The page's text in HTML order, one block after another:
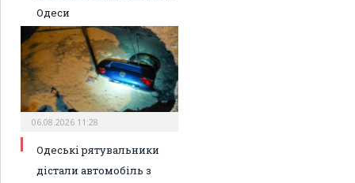
Одеси
06.08.2026 11:28
Одеські рятувальники
дістали автомобіль з